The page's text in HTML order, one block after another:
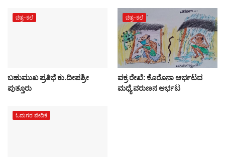
ಚಿತ್ರ-ಕಲೆ
ಬಹುಮುಖ ಪ್ರತಿಭೆ ಕು.ದೀಪಶ್ರೀ
ಪುತ್ತೂರು
ಚಿತ್ರ-ಕಲೆ
ವಕ್ರ ರೇಖೆ: ಕೊರೊನಾ ಆರ್ಭಟದ
ಮಧ್ಯೆ ವರುಣನ ಆರ್ಭಟ
ಓದುಗರ ವೇದಿಕೆ